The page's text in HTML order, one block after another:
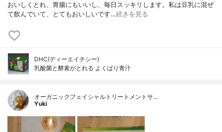
おいしくとれ、胃腸にもいいし、毎日スッキリします。私は豆乳に混ぜ
て飲んでいて、とてもおいしいです…続きを見る
DHC(ディーエイチシー)
乳酸菌と酵素がとれる よくばり青汁
オーガニックフェイシャルトリートメントサ…
Yuki